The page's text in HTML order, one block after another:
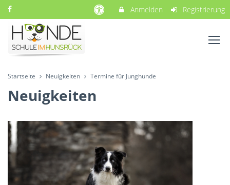
Anmelden Registrierung
Startseite Neuigkeiten Termine für Junghunde
Neuigkeiten